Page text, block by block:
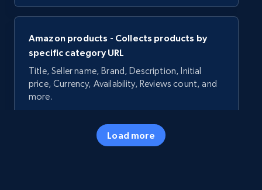
Amazon products - Collects products by
specific category URL
Title, Seller name, Brand, Description, Initial
price, Currency, Availability, Reviews count, and
more.
5.7K+ 今すぐ始める
Load more